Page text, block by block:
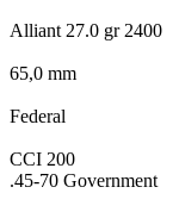
Alliant 27.0 gr 2400
65,0 mm
Federal
CCI 200
.45-70 Government